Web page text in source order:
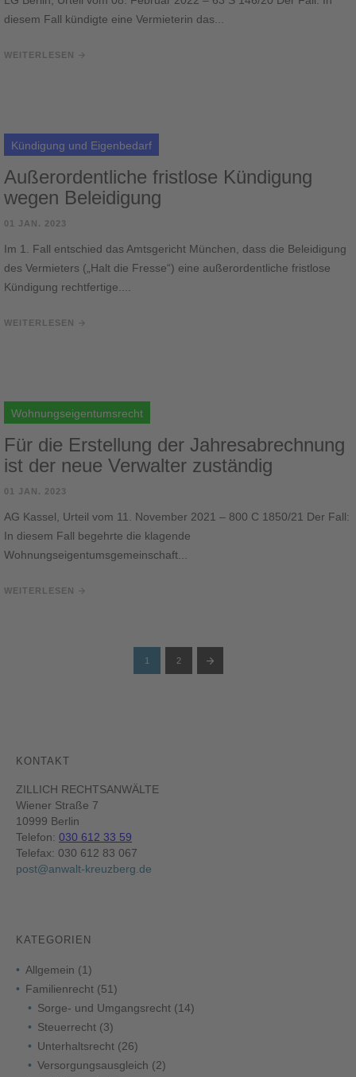
diesem Fall kündigte eine Vermieterin das...
WEITERLESEN
Kündigung und Eigenbedarf
Außerordentliche fristlose Kündigung
wegen Beleidigung
01 JAN. 2023
Im 1. Fall entschied das Amtsgericht München, dass die Beleidigung
des Vermieters („Halt die Fresse“) eine außerordentliche fristlose
Kündigung rechtfertige....
WEITERLESEN
Wohnungseigentumsrecht
Für die Erstellung der Jahresabrechnung
ist der neue Verwalter zuständig
01 JAN. 2023
AG Kassel, Urteil vom 11. November 2021 – 800 C 1850/21 Der Fall:
In diesem Fall begehrte die klagende
Wohnungseigentumsgemeinschaft...
WEITERLESEN
1 2
KONTAKT
ZILLICH RECHTSANWÄLTE
Wiener Straße 7
10999 Berlin
Telefon: 030 612 33 59
Telefax: 030 612 83 067
post@anwalt-kreuzberg.de
KATEGORIEN
Allgemein (1)
Familienrecht (51)
Sorge- und Umgangsrecht (14)
Steuerrecht (3)
Unterhaltsrecht (26)
Versorgungsausgleich (2)